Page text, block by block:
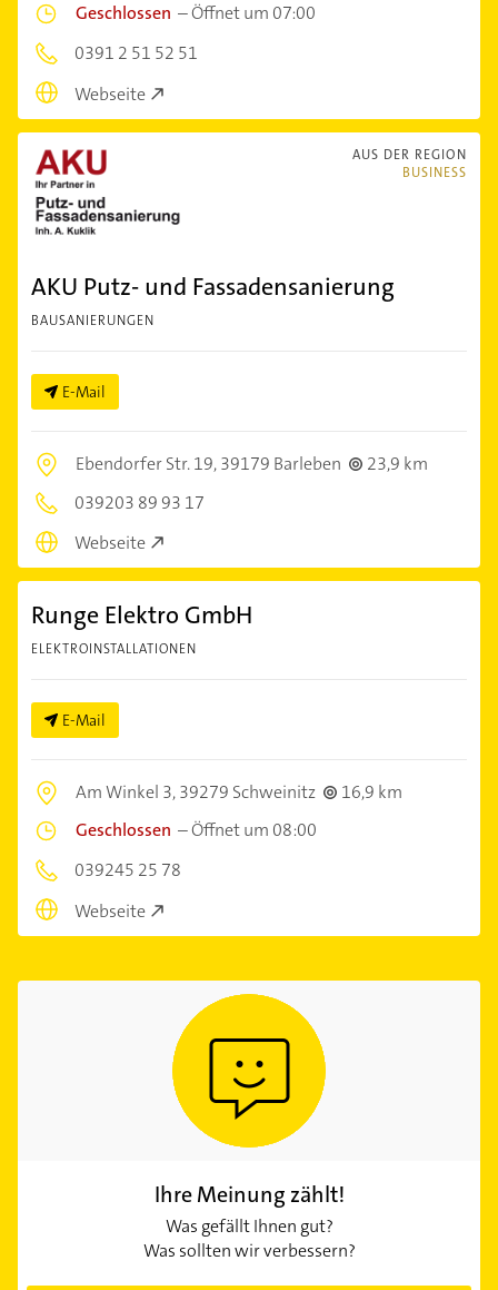
Geschlossen –Öffnet um 07:00
0391 2 51 52 51
Webseite
AUS DER REGION
BUSINESS
AKU Putz- und Fassadensanierung
BAUSANIERUNGEN
E-Mail
Ebendorfer Str. 19,39179 Barleben
23,9 km
039203 89 93 17
Webseite
Runge Elektro GmbH
ELEKTROINSTALLATIONEN
E-Mail
Am Winkel 3,39279 Schweinitz
16,9 km
Geschlossen –Öffnet um 08:00
039245 25 78
Webseite
Ihre Meinung zählt!
Was gefällt Ihnen gut?
Was sollten wir verbessern?